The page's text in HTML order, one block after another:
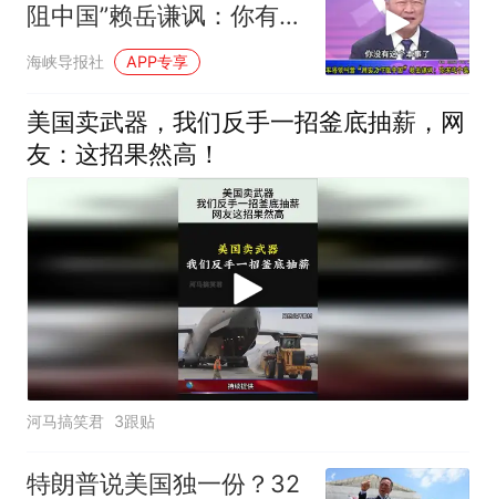
阻中国”赖岳谦讽：你有这
个实力吗
海峡导报社 APP专享
美国卖武器，我们反手一招釜底抽薪，网
友：这招果然高！
河马搞笑君 3跟贴
特朗普说美国独一份？32